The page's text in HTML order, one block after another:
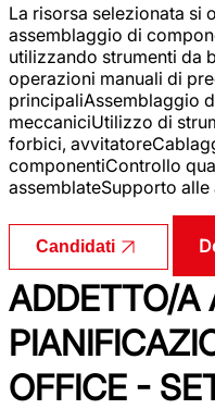
La risorsa selezionata si
assemblaggio di
utilizzando strumenti da
operazioni manuali di
principaliAssemblaggio
meccaniciUtilizzo di
forbici,
componentiControllo
assemblateSupporto
Candidati
ADDETTO/A
OFFICE -